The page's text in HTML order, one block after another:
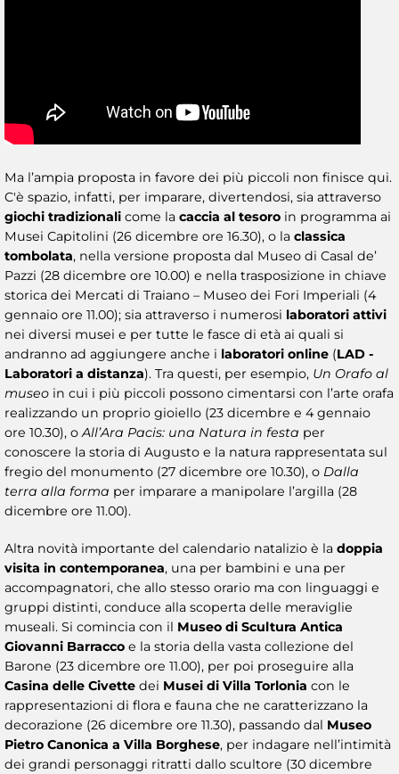
Ma l’ampia proposta in favore dei più piccoli non finisce qui.
C'è spazio, infatti, per imparare, divertendosi, sia attraverso
giochi tradizionali come la caccia al tesoro in programma ai
Musei Capitolini (26 dicembre ore 16.30), o la classica
tombolata, nella versione proposta dal Museo di Casal de’
Pazzi (28 dicembre ore 10.00) e nella trasposizione in chiave
storica dei Mercati di Traiano – Museo dei Fori Imperiali (4
gennaio ore 11.00); sia attraverso i numerosi laboratori attivi
nei diversi musei e per tutte le fasce di età ai quali si
andranno ad aggiungere anche i laboratori online (LAD -
Laboratori a distanza). Tra questi, per esempio, Un Orafo al
museo in cui i più piccoli possono cimentarsi con l’arte orafa
realizzando un proprio gioiello (23 dicembre e 4 gennaio
ore 10.30), oAll’Ara Pacis: una Natura in festa per
conoscere la storia di Augusto e la natura rappresentata sul
fregio del monumento (27 dicembre ore 10.30), o Dalla
terra alla forma per imparare a manipolare l’argilla (28
dicembre ore 11.00).
Altra novità importante del calendario natalizio è la doppia
visita in contemporanea, una per bambini e una per
accompagnatori, che allo stesso orario ma con linguaggi e
gruppi distinti, conduce alla scoperta delle meraviglie
museali. Si comincia con il Museo di Scultura Antica
Giovanni Barracco e la storia della vasta collezione del
Barone (23 dicembre ore 11.00), per poi proseguire alla
Casina delle Civette dei Musei di Villa Torlonia con le
rappresentazioni di flora e fauna che ne caratterizzano la
decorazione (26 dicembre ore 11.30), passando dal Museo
Pietro Canonica a Villa Borghese, per indagare nell’intimità
dei grandi personaggi ritratti dallo scultore (30 dicembre